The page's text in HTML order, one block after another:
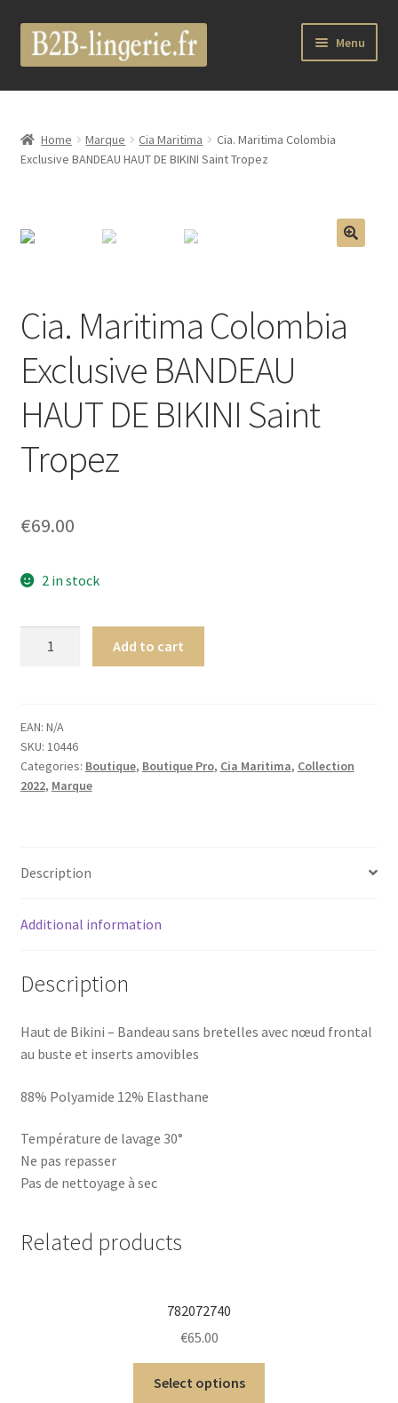
Aller
Aller
au
Menu
B2B Lingerie Site Officiel
Wholesale Registration Page
Boutique
Luxury Lingerie
Femme
Homme
Maillot de bain Femme
Home Marque Cia Maritima
Cia. Maritima Colombia
Exclusive BANDEAU HAUT DE BIKINI Saint Tropez
Cia. Maritima Colombia
Exclusive BANDEAU
HAUT DE BIKINI Saint
Tropez
€69.00
2 in stock
BANDEAU
HAUT
DE
BIKINI
Add to cart
EAN: N/A
SKU: 10446
Categories: Boutique, Boutique Pro, Cia Maritima, Collection
2022, Marque
Description
Additional information
Description
Haut de Bikini – Bandeau sans bretelles avec nœud frontal
au buste et inserts amovibles
88% Polyamide 12% Elasthane
Température de lavage 30°
Ne pas repasser
Pas de nettoyage à sec
Related products
782072740
€65.00
Select options